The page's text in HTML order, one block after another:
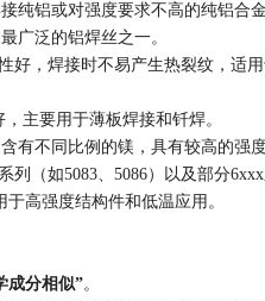
接纯铝或对强度要求不高的纯铝合
广泛的铝焊丝之一。
好，焊接时不易产生热裂纹，适
主要用于薄板焊接和钎焊。
含有不同比例的镁，具有较高的强
列（如5083、5086）以及部分
高强度结构件和低温应用。
成分相似”。